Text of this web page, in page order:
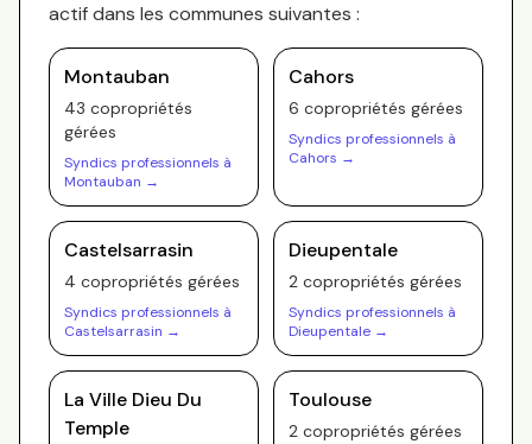
actif dans les communes suivantes :
Montauban
43 copropriétés
gérées
Syndics professionnels à
Montauban →
Cahors
6 copropriétés gérées
Syndics professionnels à
Cahors →
Castelsarrasin
4 copropriétés gérées
Syndics professionnels à
Castelsarrasin →
Dieupentale
2 copropriétés gérées
Syndics professionnels à
Dieupentale →
La Ville Dieu Du
Temple
Toulouse
2 copropriétés gérées